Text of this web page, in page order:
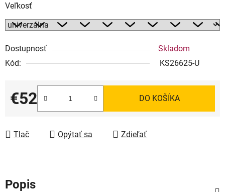
Veľkosť
Dostupnosť
Skladom
Kód:
KS26625-U
€52
Jednotková cena:
DO KOŠÍKA
Tlač Opýtať sa Zdieľať
Popis